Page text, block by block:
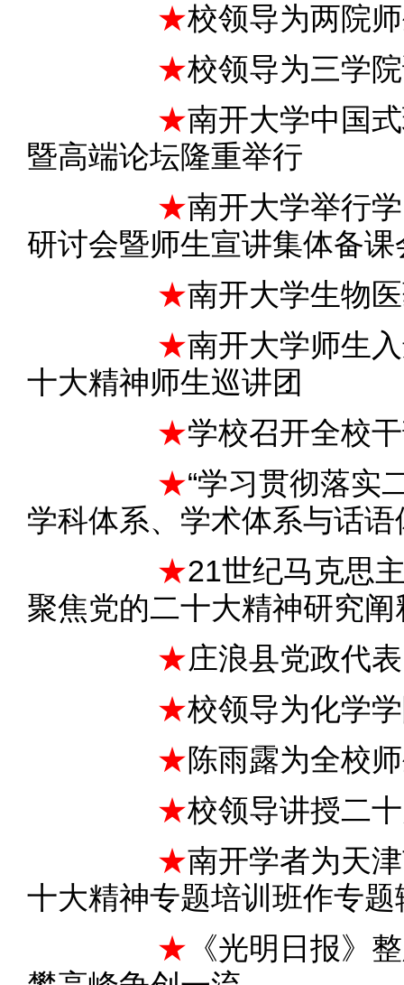
★校领导为两院
★校领导为三学
★南开大学中国
暨高端论坛隆重举行
★南开大学举行
研讨会暨师生宣讲集体备课
★南开大学生物
★南开大学师生
十大精神师生巡讲团
★学校召开全校
★“学习贯彻落实
学科体系、学术体系与话
★21世纪马克思
聚焦党的二十大精神研究阐
★庄浪县党政代
★校领导为化学
★陈雨露为全校
★校领导讲授二
★南开学者为天
十大精神专题培训班作专题
★ 《光明日报》